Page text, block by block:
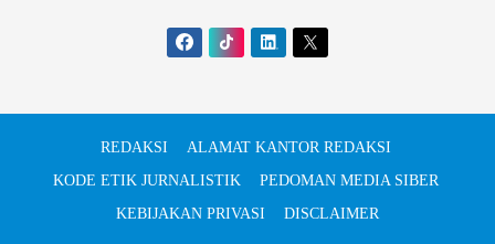
REDAKSI
ALAMAT KANTOR REDAKSI
KODE ETIK JURNALISTIK
PEDOMAN MEDIA SIBER
KEBIJAKAN PRIVASI
DISCLAIMER